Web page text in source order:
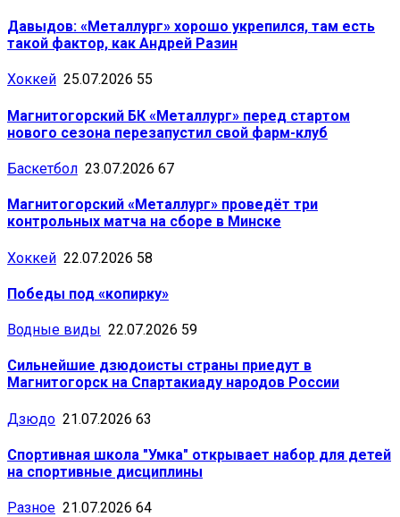
Давыдов: «Металлург» хорошо укрепился, там есть
такой фактор, как Андрей Разин
Хоккей 25.07.2026 55
Магнитогорский БК «Металлург» перед стартом
нового сезона перезапустил свой фарм-клуб
Баскетбол 23.07.2026 67
Магнитогорский «Металлург» проведёт три
контрольных матча на сборе в Минске
Хоккей 22.07.2026 58
Победы под «копирку»
Водные виды 22.07.2026 59
Сильнейшие дзюдоисты страны приедут в
Магнитогорск на Спартакиаду народов России
Дзюдо 21.07.2026 63
Спортивная школа "Умка" открывает набор для детей
на спортивные дисциплины
Разное 21.07.2026 64